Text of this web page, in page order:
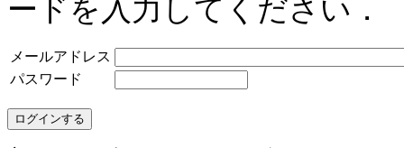
ードを入力してください．
メールアドレス
パスワード